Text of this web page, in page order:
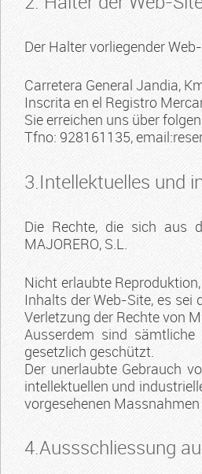
Der Halter vorliegender
Carretera General Jandia,
Inscrita en el Registro
Sie erreichen uns über
Tfno: 928161135, email:
3.Intellektuelles und
Die Rechte, die sich aus
MAJORERO, S.L.
Nicht erlaubte
Inhalts der Web-Site, es sei
Verletzung der Rechte von
Ausserdem sind
gesetzlich geschützt.
Der unerlaubte Gebrauch
intellektuellen und
vorgesehenen
4.Aussschliessung